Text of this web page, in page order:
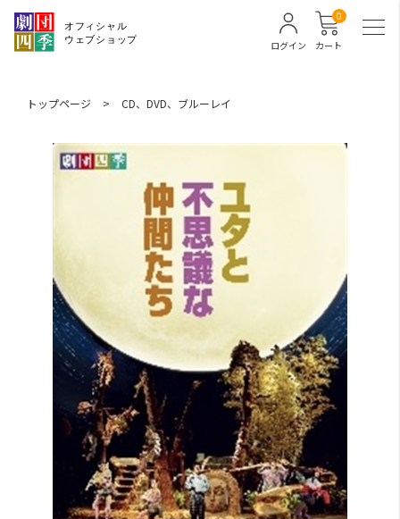
カート
0
ログイン
トップページ > CD、DVD、ブルーレイ